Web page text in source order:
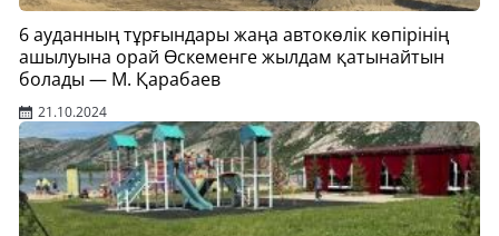
6 ауданның тұрғындары жаңа автокөлік көпірінің
ашылуына орай Өскеменге жылдам қатынайтын
болады — М. Қарабаев
21.10.2024